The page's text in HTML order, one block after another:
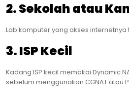
2. Sekolah atau
Lab komputer yang akses
3. ISP Kecil
Kadang ISP kecil memakai Dynamic
sebelum menggunakan CGNAT atau